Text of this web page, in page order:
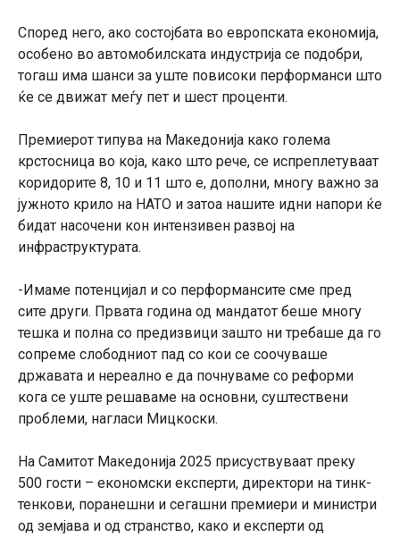
Според него, ако состојбата во европската економија,
особено во автомобилската индустрија се подобри,
тогаш има шанси за уште повисоки перформанси што
ќе се движат меѓу пет и шест проценти.
Премиерот типува на Македонија како голема
крстосница во која, како што рече, се испреплетуваат
коридорите 8, 10 и 11 што е, дополни, многу важно за
јужното крило на НАТО и затоа нашите идни напори ќе
бидат насочени кон интензивен развој на
инфраструктурата.
-Имаме потенцијал и со перформансите сме пред
сите други. Првата година од мандатот беше многу
тешка и полна со предизвици зашто ни требаше да го
сопреме слободниот пад со кои се соочуваше
државата и нереално е да почнуваме со реформи
кога се уште решаваме на основни, суштествени
проблеми, нагласи Мицкоски.
На Самитот Македонија 2025 присуствуваат преку
500 гости – економски експерти, директори на тинк-
тенкови, поранешни и сегашни премиери и министри
од земјава и од странство, како и експерти од